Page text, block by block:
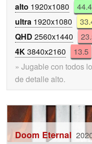
alto 1920x1080 44.4
ultra 1920x1080
QHD 2560x1440
4K3840x2160 13.5
» Jugable con todos
de detalle alto.
Doom Eternal